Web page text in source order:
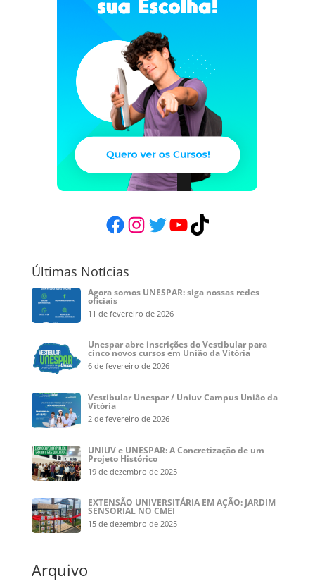
Facebook
Instagram
Twitter
YouTube
TikTok
Últimas Notícias
Agora somos UNESPAR: siga nossas redes
oficiais
11 de fevereiro de 2026
Unespar abre inscrições do Vestibular para
cinco novos cursos em União da Vitória
6 de fevereiro de 2026
Vestibular Unespar / Uniuv Campus União da
Vitória
2 de fevereiro de 2026
UNIUV e UNESPAR: A Concretização de um
Projeto Histórico
19 de dezembro de 2025
EXTENSÃO UNIVERSITÁRIA EM AÇÃO: JARDIM
SENSORIAL NO CMEI
15 de dezembro de 2025
Arquivo